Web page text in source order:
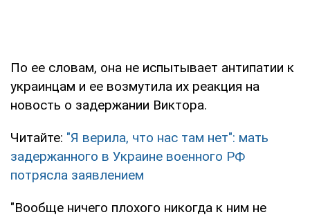
По ее словам, она не испытывает антипатии к
украинцам и ее возмутила их реакция на
новость о задержании Виктора.
Читайте: "Я верила, что нас там нет": мать
задержанного в Украине военного РФ
потрясла заявлением
"Вообще ничего плохого никогда к ним не